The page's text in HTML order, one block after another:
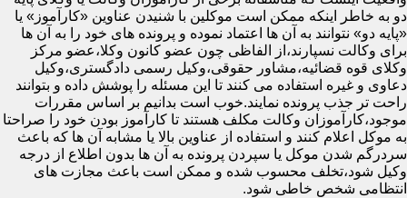
دو به خاطر اینکه ممکن است موکلین با شنیدن عناوین «کارآموز» یا
«پایه دو» نتوانند به آن ها اعتماد نموده و پرونده های خود را به آن ها
برای وکالت نسپارند،از الفاظی چون عضو کانون وکلا،عضو مرکز
وکلای قوه قضائیه،مشاور حقوقی،وکیل رسمی دادگستری،وکیل
دعاوی و غیره استفاده می کنند تا این مسئله را پوشش داده و بتوانند
راحت تر جذب پرونده نمایند.خوب است بدانیم بر اساس مقررات
موجود،کارآموزان وکالت مکلف هستند تا کارآموز بودن خود را صراحتا
به موکل اعلام کنند و استفاده از عناوین بالا یا مشابه آن ها که باعث
سردرگم شدن موکل یا سپردن پرونده به آن ها بدون اطلاع از درجه
وکیل شود،تخلف محسوب شده و ممکن است باعث مجازت های
انتظامی شخص خاطی شود.